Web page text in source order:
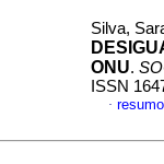
Silva,
ONU.
ISSN
·